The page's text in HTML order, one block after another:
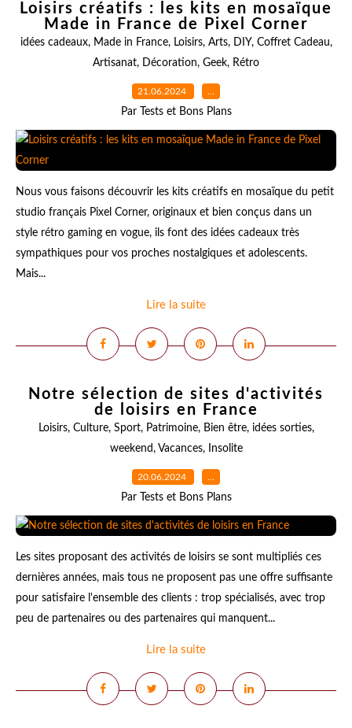
Loisirs créatifs : les kits en mosaïque
Made in France de Pixel Corner
idées cadeaux, Made in France, Loisirs, Arts, DIY, Coffret Cadeau,
Artisanat, Décoration, Geek, Rétro
21.06.2024 …
Par Tests et Bons Plans
Nous vous faisons découvrir les kits créatifs en mosaïque du petit
studio français Pixel Corner, originaux et bien conçus dans un
style rétro gaming en vogue, ils font des idées cadeaux très
sympathiques pour vos proches nostalgiques et adolescents.
Mais...
Lire la suite
Notre sélection de sites d'activités
de loisirs en France
Loisirs, Culture, Sport, Patrimoine, Bien être, idées sorties,
weekend, Vacances, Insolite
20.06.2024 …
Par Tests et Bons Plans
Les sites proposant des activités de loisirs se sont multipliés ces
dernières années, mais tous ne proposent pas une offre suffisante
pour satisfaire l'ensemble des clients : trop spécialisés, avec trop
peu de partenaires ou des partenaires qui manquent...
Lire la suite